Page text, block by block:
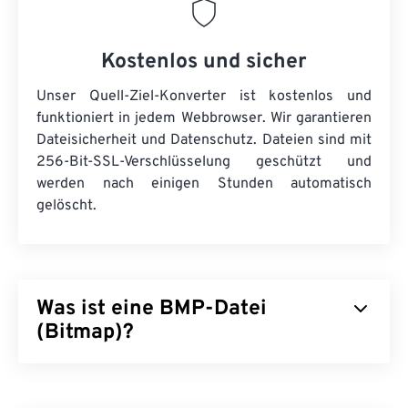
Kostenlos und sicher
Unser Quell-Ziel-Konverter ist kostenlos und
funktioniert in jedem Webbrowser. Wir garantieren
Dateisicherheit und Datenschutz. Dateien sind mit
256-Bit-SSL-Verschlüsselung geschützt und
werden nach einigen Stunden automatisch
gelöscht.
Was ist eine BMP-Datei
(Bitmap)?